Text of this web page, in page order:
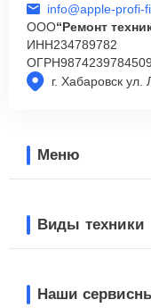
г. Хабаровск ул.
info@apple-profi-
ООО“Ремонт
ИНН234789782
ОГРН
Меню
Виды техники
Наши